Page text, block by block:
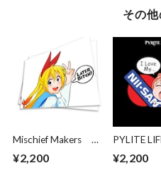
その
Mischief Makers
¥2,200
PYLITE
¥2,200